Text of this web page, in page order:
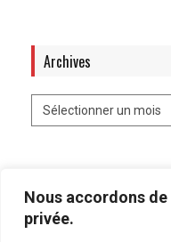
Nous accordons
privée.
Archives